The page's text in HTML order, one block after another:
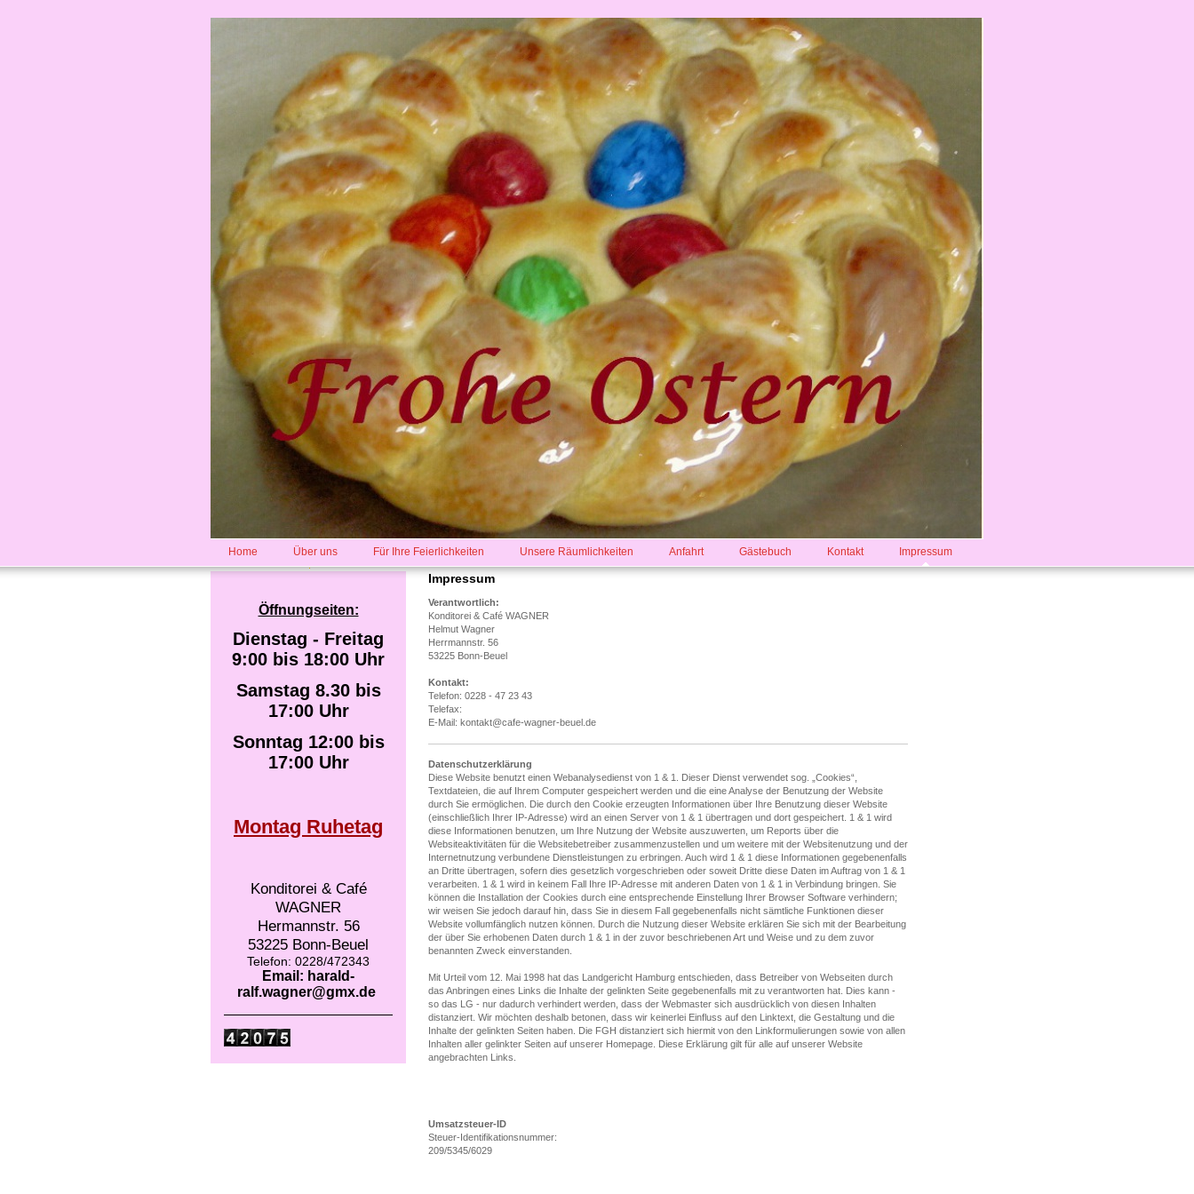
Home Über uns Für Ihre Feierlichkeiten Unsere Räumlichkeiten Anfahrt Gästebuch Kontakt Impressum
Öffnungseiten:
Dienstag - Freitag
9:00 bis 18:00 Uhr
Samstag 8.30 bis
17:00 Uhr
Sonntag 12:00 bis
17:00 Uhr
Montag Ruhetag
Konditorei & Café
WAGNER
Hermannstr. 56
53225 Bonn-Beuel
Telefon: 0228/472343
Email: harald-
ralf.wagner@gmx.de
Impressum
Verantwortlich:
Konditorei & Café WAGNER
Helmut Wagner
Herrmannstr. 56
53225 Bonn-Beuel
Kontakt:
Telefon: 0228 - 47 23 43
Telefax:
E-Mail: kontakt@cafe-wagner-beuel.de
Datenschutzerklärung
Diese Website benutzt einen Webanalysedienst von 1 & 1. Dieser Dienst verwendet sog. „Cookies“,
Textdateien, die auf Ihrem Computer gespeichert werden und die eine Analyse der Benutzung der Website
durch Sie ermöglichen. Die durch den Cookie erzeugten Informationen über Ihre Benutzung dieser Website
(einschließlich Ihrer IP-Adresse) wird an einen Server von 1 & 1 übertragen und dort gespeichert. 1 & 1 wird
diese Informationen benutzen, um Ihre Nutzung der Website auszuwerten, um Reports über die
Websiteaktivitäten für die Websitebetreiber zusammenzustellen und um weitere mit der Websitenutzung und der
Internetnutzung verbundene Dienstleistungen zu erbringen. Auch wird 1 & 1 diese Informationen gegebenenfalls
an Dritte übertragen, sofern dies gesetzlich vorgeschrieben oder soweit Dritte diese Daten im Auftrag von 1 & 1
verarbeiten. 1 & 1 wird in keinem Fall Ihre IP-Adresse mit anderen Daten von 1 & 1 in Verbindung bringen. Sie
können die Installation der Cookies durch eine entsprechende Einstellung Ihrer Browser Software verhindern;
wir weisen Sie jedoch darauf hin, dass Sie in diesem Fall gegebenenfalls nicht sämtliche Funktionen dieser
Website vollumfänglich nutzen können. Durch die Nutzung dieser Website erklären Sie sich mit der Bearbeitung
der über Sie erhobenen Daten durch 1 & 1 in der zuvor beschriebenen Art und Weise und zu dem zuvor
benannten Zweck einverstanden.
Mit Urteil vom 12. Mai 1998 hat das Landgericht Hamburg entschieden, dass Betreiber von Webseiten durch
das Anbringen eines Links die Inhalte der gelinkten Seite gegebenenfalls mit zu verantworten hat. Dies kann -
so das LG - nur dadurch verhindert werden, dass der Webmaster sich ausdrücklich von diesen Inhalten
distanziert. Wir möchten deshalb betonen, dass wir keinerlei Einfluss auf den Linktext, die Gestaltung und die
Inhalte der gelinkten Seiten haben. Die FGH distanziert sich hiermit von den Linkformulierungen sowie von allen
Inhalten aller gelinkter Seiten auf unserer Homepage. Diese Erklärung gilt für alle auf unserer Website
angebrachten Links.
Umsatzsteuer-ID
Steuer-Identifikationsnummer:
209/5345/6029